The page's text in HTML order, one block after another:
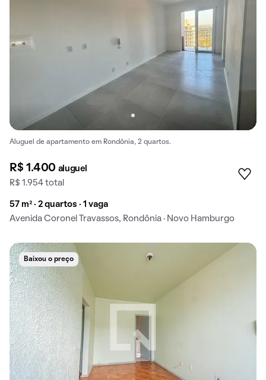
Aluguel de apartamento em Rondônia, 2 quartos.
R$ 1.400 aluguel
R$ 1.954 total
57 m² · 2 quartos · 1 vaga
Avenida Coronel Travassos, Rondônia · Novo Hamburgo
Baixou o preço